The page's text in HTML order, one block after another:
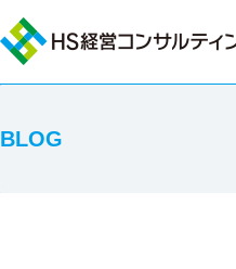
BLOG